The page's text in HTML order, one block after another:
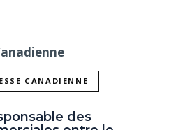
CANADIENNE
des